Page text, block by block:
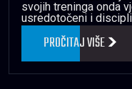
svojih treninga onda
usredotočeni i
PROČITAJ VIŠE